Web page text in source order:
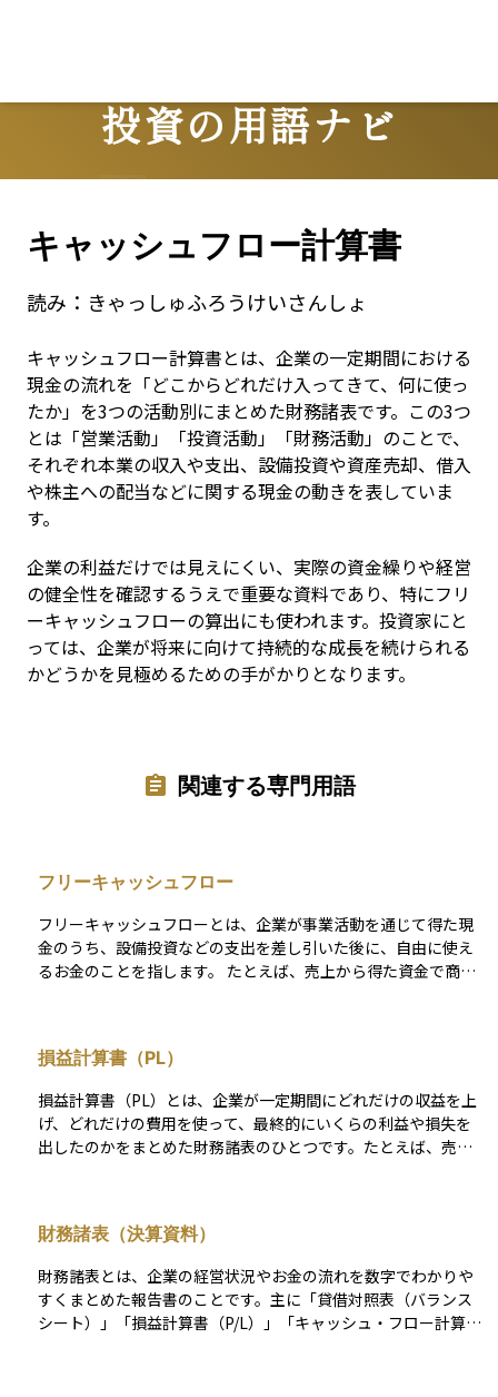
投資の用語ナビ
Terms
キャッシュフロー計算書
読み： きゃっしゅふろうけいさんしょ
キャッシュフロー計算書とは、企業の一定期間における
現金の流れを「どこからどれだけ入ってきて、何に使っ
たか」を3つの活動別にまとめた財務諸表です。この3つ
とは「営業活動」「投資活動」「財務活動」のことで、
それぞれ本業の収入や支出、設備投資や資産売却、借入
や株主への配当などに関する現金の動きを表していま
す。
企業の利益だけでは見えにくい、実際の資金繰りや経営
の健全性を確認するうえで重要な資料であり、特にフリ
ーキャッシュフローの算出にも使われます。投資家にと
っては、企業が将来に向けて持続的な成長を続けられる
かどうかを見極めるための手がかりとなります。
関連する専門用語
フリーキャッシュフロー
フリーキャッシュフローとは、企業が事業活動を通じて得た現
金のうち、設備投資などの支出を差し引いた後に、自由に使え
るお金のことを指します。 たとえば、売上から得た資金で商品
資など、柔軟に資金を活用できる状態にあると言えます。投資
家にとっては、企業の実質的な資金力や成長余力を測る重要な
指標となります。
損益計算書（PL）
損益計算書（PL）とは、企業が一定期間にどれだけの収益を上
げ、どれだけの費用を使って、最終的にいくらの利益や損失を
出したのかをまとめた財務諸表のひとつです。たとえば、売上
れだけ稼いでいるか、金融収支や特別な要因がどう影響してい
るかが一目でわかります。初心者の方には、「会社の成績表」
や「1年間のお金のかかり方ともうけの一覧表」と考えるとイメ
ージしやすいでしょう。企業の収益力や経営効率を分析するた
めの基本資料として、投資判断にも大きく役立つ重要な書類で
財務諸表（決算資料）
財務諸表とは、企業の経営状況やお金の流れを数字でわかりや
すくまとめた報告書のことです。主に「貸借対照表（バランス
シート）」「損益計算書（P/L）」「キャッシュ・フロー計算書